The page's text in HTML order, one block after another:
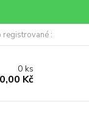
registrované :
0ks
0,00 Kč